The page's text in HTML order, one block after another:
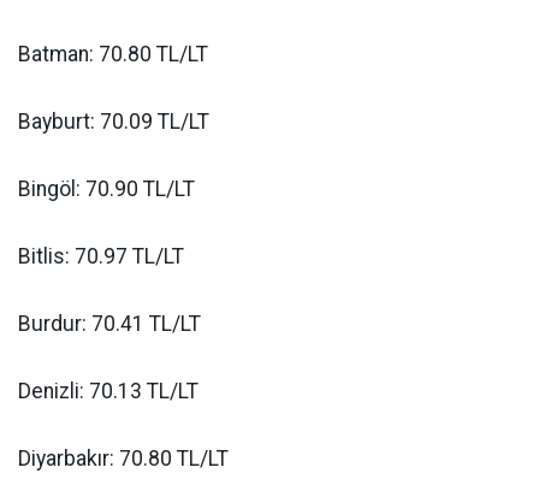
Batman: 70.80 TL/LT
Bayburt: 70.09 TL/LT
Bingöl: 70.90 TL/LT
Bitlis: 70.97 TL/LT
Burdur: 70.41 TL/LT
Denizli: 70.13 TL/LT
Diyarbakır: 70.80 TL/LT